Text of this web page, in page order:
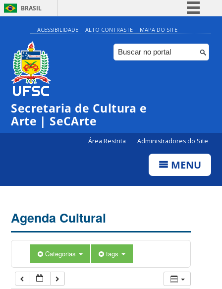
BRASIL
Simplifique!
Comunica BR
Participe
ACESSIBILIDADE ALTO CONTRASTE MAPA DO SITE
Secretaria de Cultura e
Arte | SeCArte
Área Restrita Administradores do Site
MENU
Agenda Cultural
Categorias tags